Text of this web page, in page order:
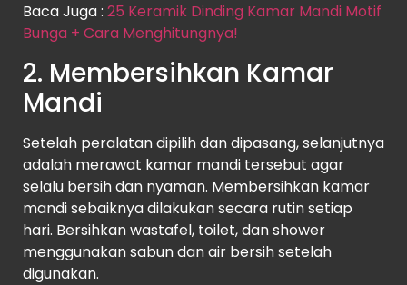
Baca Juga : 25 Keramik Dinding Kamar Mandi Motif
Bunga + Cara Menghitungnya!
2. Membersihkan Kamar
Mandi
Setelah peralatan dipilih dan dipasang, selanjutnya
adalah merawat kamar mandi tersebut agar
selalu bersih dan nyaman. Membersihkan kamar
mandi sebaiknya dilakukan secara rutin setiap
hari. Bersihkan wastafel, toilet, dan shower
menggunakan sabun dan air bersih setelah
digunakan.